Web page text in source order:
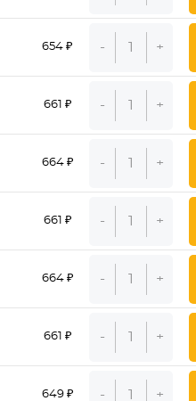
654 ₽
661 ₽
664 ₽
661 ₽
664 ₽
661 ₽
649 ₽
- +
- +
- +
- +
- +
- +
- +